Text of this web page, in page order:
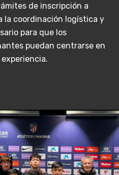
de inscripción a
la coordinación logística y
para que los
puedan centrarse en